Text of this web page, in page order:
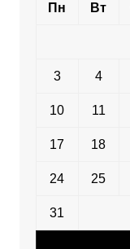
Пн Вт
3 4
10 11
17 18
24 25
31